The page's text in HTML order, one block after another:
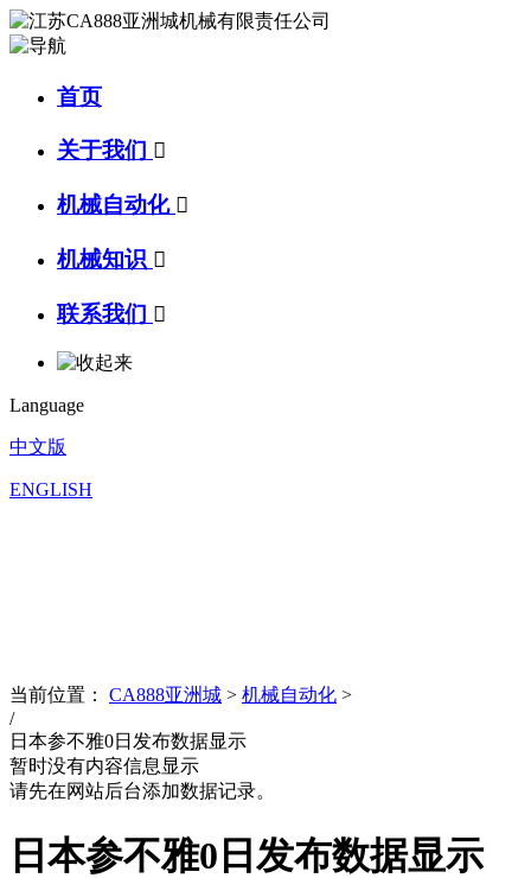
首页
关于我们 
机械自动化 
机械知识 
联系我们 
Language
中文版
ENGLISH
当前位置： CA888亚洲城 > 机械自动化 >
/
日本参不雅0日发布数据显示
暂时没有内容信息显示
请先在网站后台添加数据记录。
日本参不雅0日发布数据显示